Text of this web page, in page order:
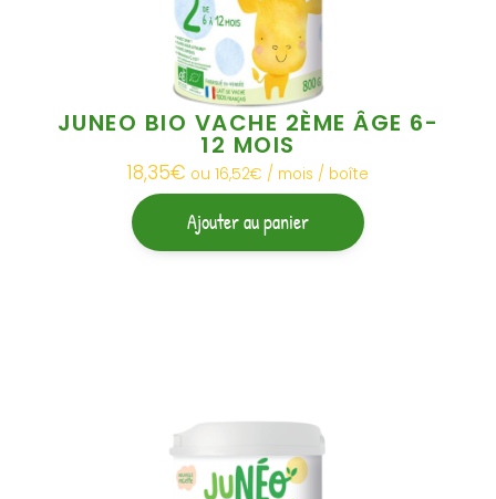
JUNEO BIO VACHE 2ÈME ÂGE 6-
12 MOIS
18,35€ ou 16,52€ / mois / boîte
Ajouter au panier